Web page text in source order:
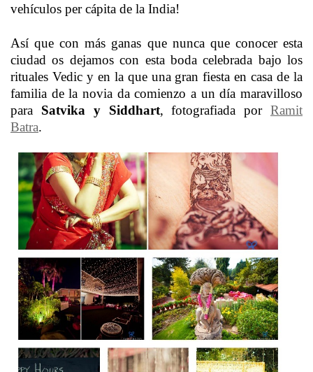
vehículos per cápita de la India!
Así que con más ganas que nunca que conocer esta
ciudad os dejamos con esta boda celebrada bajo los
rituales Vedic y en la que una gran fiesta en casa de la
familia de la novia da comienzo a un día maravilloso
para Satvika y Siddhart, fotografiada porRamit
Batra.